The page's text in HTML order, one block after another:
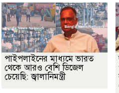
পাইপলাইনের মাধ্যমে ভারত
থেকে আরও বেশি ডিজেল
চেয়েছি: জ্বালানিমন্ত্রী